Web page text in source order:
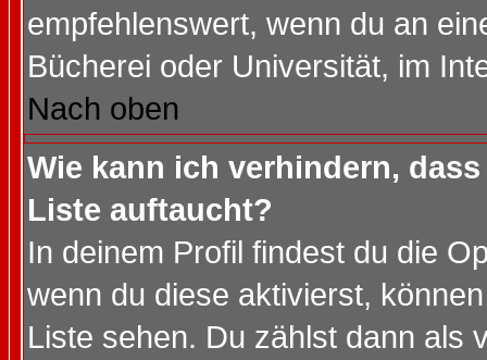
empfehlenswert, wenn du an
Bücherei oder Universität, im
Nach oben
Wie kann ich verhindern,
Liste auftaucht?
In deinem Profil findest du die
wenn du diese aktivierst,
Liste sehen. Du zählst dann als